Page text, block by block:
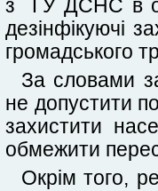
з ГУ ДСНС в
дезінфікуючі
громадського
За словами
не допустити
захистити
обмежити
Окрім того,